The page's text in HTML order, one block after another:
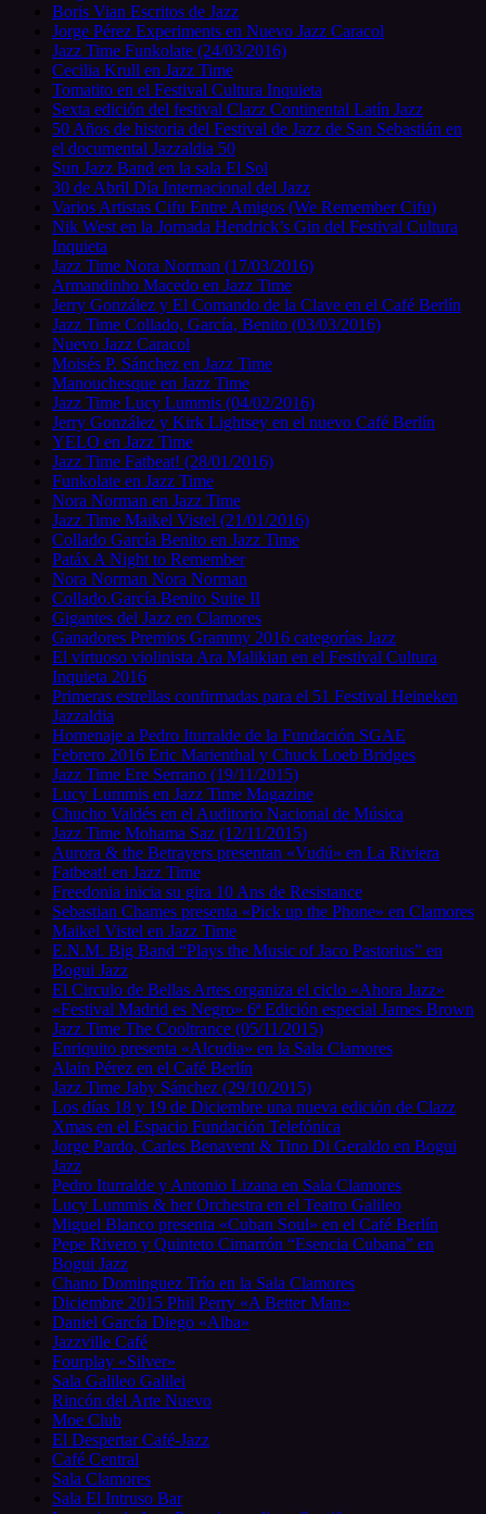
Boris Vian Escritos de Jazz
Jorge Pérez Experiments en Nuevo Jazz Caracol
Jazz Time Funkolate (24/03/2016)
Cecilia Krull en Jazz Time
Tomatito en el Festival Cultura Inquieta
Sexta edición del festival Clazz Continental Latín Jazz
50 Años de historia del Festival de Jazz de San Sebastián en
el documental Jazzaldia 50
Sun Jazz Band en la sala El Sol
30 de Abril Día Internacional del Jazz
Varios Artistas Cifu Entre Amigos (We Remember Cifu)
Nik West en la Jornada Hendrick’s Gin del Festival Cultura
Inquieta
Jazz Time Nora Norman (17/03/2016)
Armandinho Macedo en Jazz Time
Jerry González y El Comando de la Clave en el Café Berlín
Jazz Time Collado, García, Benito (03/03/2016)
Nuevo Jazz Caracol
Moisés P. Sánchez en Jazz Time
Manouchesque en Jazz Time
Jazz Time Lucy Lummis (04/02/2016)
Jerry González y Kirk Lightsey en el nuevo Café Berlín
YELO en Jazz Time
Jazz Time Fatbeat! (28/01/2016)
Funkolate en Jazz Time
Nora Norman en Jazz Time
Jazz Time Maikel Vistel (21/01/2016)
Collado García Benito en Jazz Time
Patáx A Night to Remember
Nora Norman Nora Norman
Collado.García.Benito Suite II
Gigantes del Jazz en Clamores
Ganadores Premios Grammy 2016 categorías Jazz
El virtuoso violinista Ara Malikian en el Festival Cultura
Inquieta 2016
Primeras estrellas confirmadas para el 51 Festival Heineken
Jazzaldia
Homenaje a Pedro Iturralde de la Fundación SGAE
Febrero 2016 Eric Marienthal y Chuck Loeb Bridges
Jazz Time Ere Serrano (19/11/2015)
Lucy Lummis en Jazz Time Magazine
Chucho Valdés en el Auditorio Nacional de Música
Jazz Time Mohama Saz (12/11/2015)
Aurora & the Betrayers presentan «Vudú» en La Riviera
Fatbeat! en Jazz Time
Freedonia inicia su gira 10 Ans de Resistance
Sebastian Chames presenta «Pick up the Phone» en Clamores
Maikel Vistel en Jazz Time
E.N.M. Big Band “Plays the Music of Jaco Pastorius” en
Bogui Jazz
El Circulo de Bellas Artes organiza el ciclo «Ahora Jazz»
«Festival Madrid es Negro» 6ª Edición especial James Brown
Jazz Time The Cooltrance (05/11/2015)
Enriquito presenta «Alcudia» en la Sala Clamores
Alain Pérez en el Café Berlín
Jazz Time Jaby Sánchez (29/10/2015)
Los días 18 y 19 de Diciembre una nueva edición de Clazz
Xmas en el Espacio Fundación Telefónica
Jorge Pardo, Carles Benavent & Tino Di Geraldo en Bogui
Jazz
Pedro Iturralde y Antonio Lizana en Sala Clamores
Lucy Lummis & her Orchestra en el Teatro Galileo
Miguel Blanco presenta «Cuban Soul» en el Café Berlín
Pepe Rivero y Quinteto Cimarrón “Esencia Cubana” en
Bogui Jazz
Chano Dominguez Trío en la Sala Clamores
Diciembre 2015 Phil Perry «A Better Man»
Daniel García Diego «Alba»
Jazzville Café
Fourplay «Silver»
Sala Galileo Galilei
Rincón del Arte Nuevo
Moe Club
El Despertar Café-Jazz
Café Central
Sala Clamores
Sala El Intruso Bar